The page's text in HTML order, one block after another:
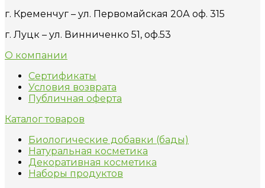
г. Кременчуг – ул. Первомайская 20А оф. 315
г. Луцк – ул. Винниченко 51, оф.53
О компании
Сертификаты
Условия возврата
Публичная оферта
Каталог товаров
Биологические добавки (бады)
Натуральная косметика
Декоративная косметика
Наборы продуктов